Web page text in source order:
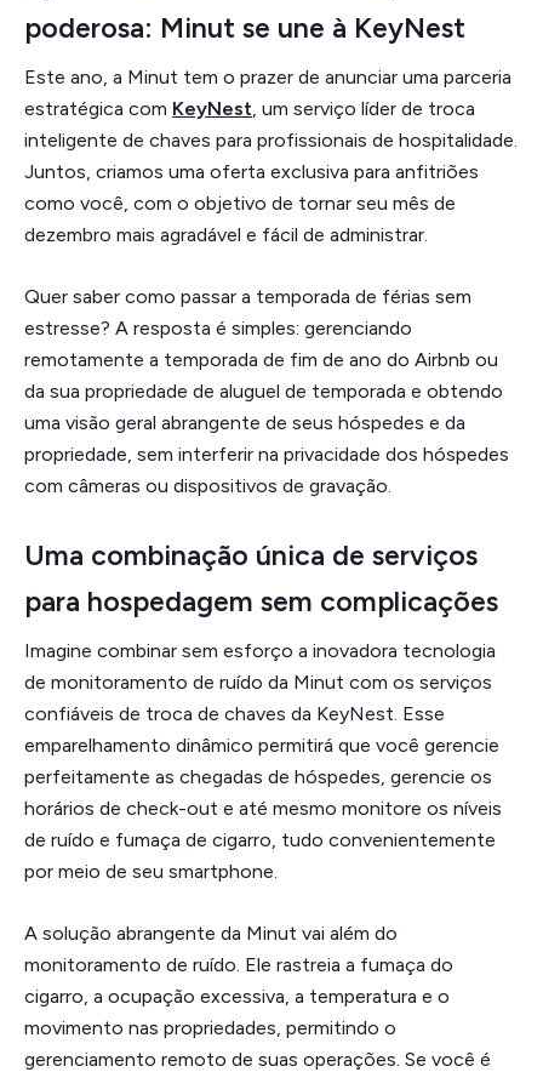
poderosa: Minut se une à KeyNest
Este ano, a Minut tem o prazer de anunciar uma parceria
estratégica com KeyNest , um serviço líder de troca
inteligente de chaves para profissionais de hospitalidade.
Juntos, criamos uma oferta exclusiva para anfitriões
como você, com o objetivo de tornar seu mês de
dezembro mais agradável e fácil de administrar.
Quer saber como passar a temporada de férias sem
estresse? A resposta é simples: gerenciando
remotamente a temporada de fim de ano do Airbnb ou
da sua propriedade de aluguel de temporada e obtendo
uma visão geral abrangente de seus hóspedes e da
propriedade, sem interferir na privacidade dos hóspedes
com câmeras ou dispositivos de gravação.
Uma combinação única de serviços
para hospedagem sem complicações
Imagine combinar sem esforço a inovadora tecnologia
de monitoramento de ruído da Minut com os serviços
confiáveis de troca de chaves da KeyNest. Esse
emparelhamento dinâmico permitirá que você gerencie
perfeitamente as chegadas de hóspedes, gerencie os
horários de check-out e até mesmo monitore os níveis
de ruído e fumaça de cigarro, tudo convenientemente
por meio de seu smartphone.
A solução abrangente da Minut vai além do
monitoramento de ruído. Ele rastreia a fumaça do
cigarro, a ocupação excessiva, a temperatura e o
movimento nas propriedades, permitindo o
gerenciamento remoto de suas operações. Se você é